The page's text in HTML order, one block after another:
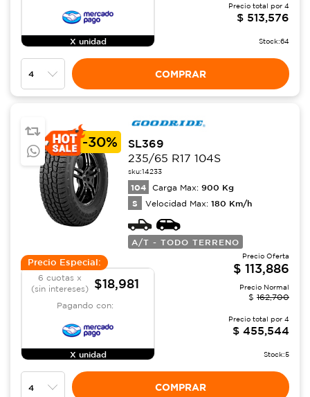
X unidad
Precio total por 4
$ 513,576
Stock:64
COMPRAR
-30%
SL369
235/65 R17 104S
sku:14233
104 Carga Max: 900 Kg
S Velocidad Max: 180 Km/h
A/T - TODO TERRENO
Precio Especial:
6 cuotas x
(sin intereses)
$18,981
Pagando con:
X unidad
Precio Oferta
$ 113,886
Precio Normal
$ 162,700
Precio total por 4
$ 455,544
Stock:5
COMPRAR